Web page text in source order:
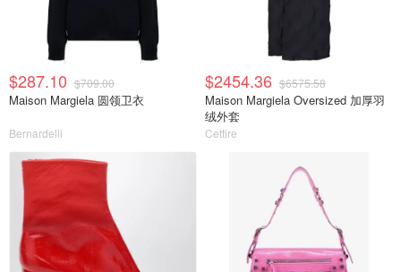
$287.10 $709.00
Maison Margiela 圆领卫衣
Bernardelli
$2454.36 $6575.58
Maison Margiela Oversized 加厚羽
绒外套
Cettire